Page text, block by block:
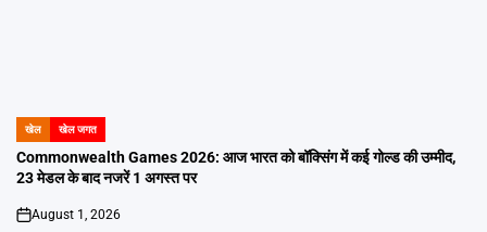
POSTED
IN
खेल खेल जगत
Commonwealth Games 2026: आज भारत को बॉक्सिंग में कई गोल्ड की उम्मीद,
23 मेडल के बाद नजरें 1 अगस्त पर
on
August 1, 2026